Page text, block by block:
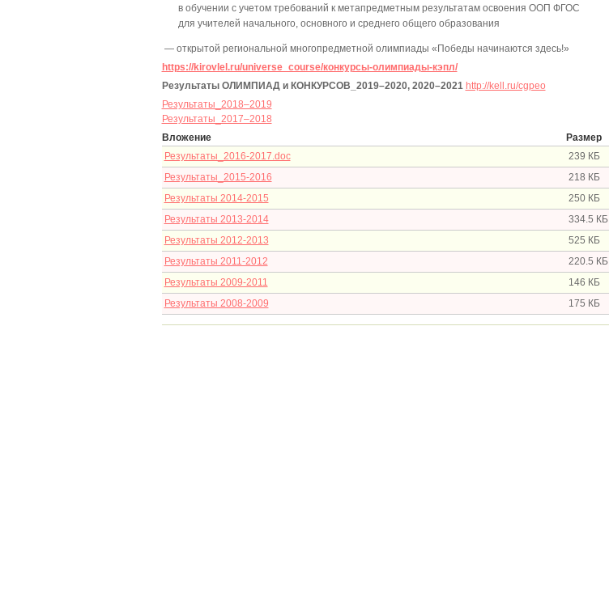
в обучении с учетом требований к метапредметным результатам освоения ООП ФГОС
для учителей начального, основного и среднего общего образования
— открытой региональной многопредметной олимпиады «Победы начинаются здесь!»
https://kirovlel.ru/universe_course/конкурсы-олимпиады-кэпл/
Результаты ОЛИМПИАД и КОНКУРСОВ_2019–2020, 2020–2021 http://kell.ru/cgpeo
Результаты_2018–2019
Результаты_2017–2018
Вложение
Размер
Результаты_2016-2017.doc
239 КБ
Результаты_2015-2016
218 КБ
Результаты 2014-2015
250 КБ
Результаты 2013-2014
334.5 КБ
Результаты 2012-2013
525 КБ
Результаты 2011-2012
220.5 КБ
Результаты 2009-2011
146 КБ
Результаты 2008-2009
175 КБ